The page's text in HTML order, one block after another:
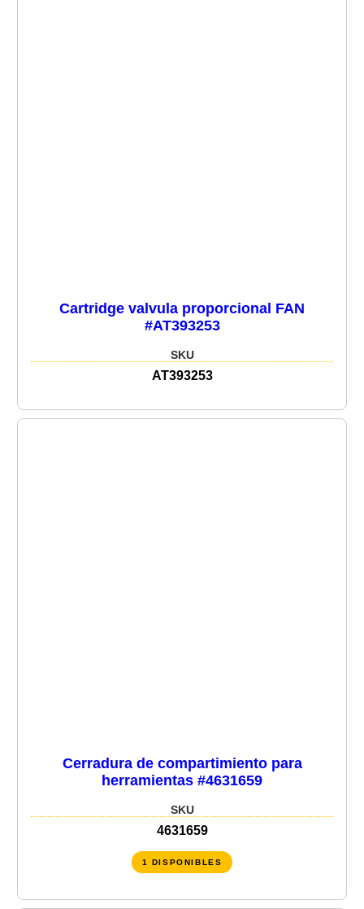
Cartridge valvula proporcional FAN
#AT393253
SKU
AT393253
Cerradura de compartimiento para
herramientas #4631659
SKU
4631659
1 DISPONIBLES